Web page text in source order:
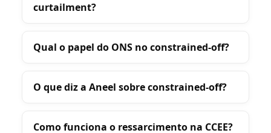
curtailment?
Qual o papel do ONS no constrained-off?
O que diz a Aneel sobre constrained-off?
Como funciona o ressarcimento na CCEE?